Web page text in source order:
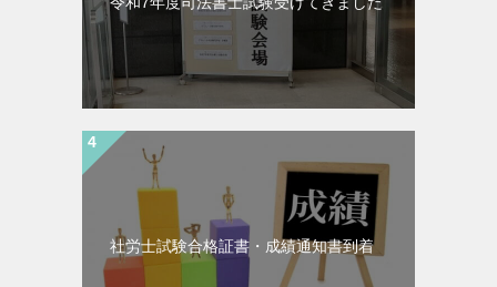
社労士試験合格証書・成績通知書到着